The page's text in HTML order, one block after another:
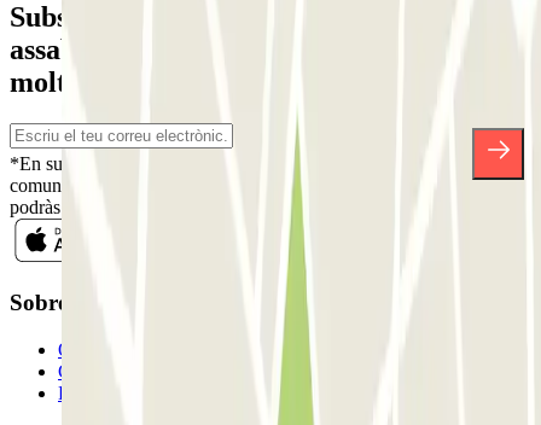
Subscriu-te a nostra newsletter i
assabenta't de descomptes, sortejos i
moltes altres sorpreses.
*En subscriure't acceptes la nostra Política de Privacitat per a rebre
comunicacions comercials de Parclick. Sense cap compromís,
podràs donar-te de baixa quan vulguis en la mateixa newsletter.
Sobre Parclick
Qui som
Com funciona?
Els nostres pàrquings